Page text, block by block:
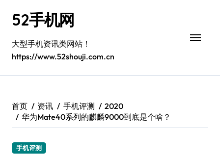
52手机网
大型手机资讯类网站！
https://www.52shouji.com.cn
首页 资讯 手机评测
2020
华为Mate40系列的麒麟9000到底是个啥？
手机评测